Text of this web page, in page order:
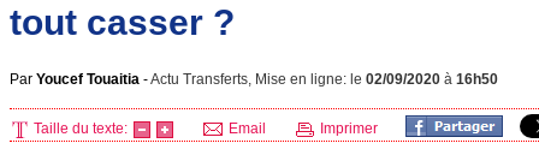
tout casser ?
Par Youcef Touaitia -Actu Transferts, Mise en ligne: le 02/09/2020 à 16h50
Taille du texte: Email Imprimer